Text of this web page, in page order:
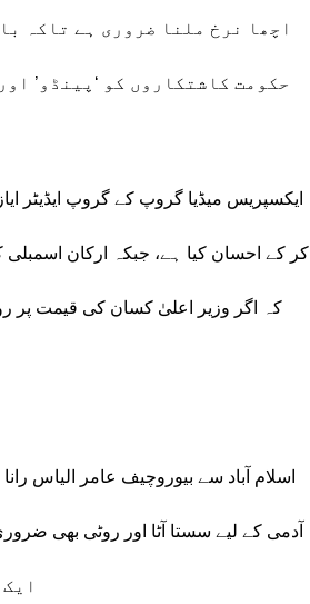
اچھا نرخ ملنا ضروری ہے تاکہ
حکومت کاشتکاروں کو ‘پینڈو’
کر کے احسان کیا ہے، جبکہ ارکان اسمبلی
کہ اگر وزیر اعلیٰ کسان کی قیمت پر
اسلام آباد سے بیوروچیف عامر الیاس